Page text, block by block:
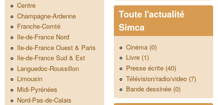
Centre
Champagne-Ardenne
Franche-Comté
Ile-de-France Nord
Ile-de-France Ouest & Paris
Ile-de-France Sud & Est
Languedoc-Roussillon
Limousin
Midi-Pyrénées
Nord-Pas-de-Calais
Toute l'actualité
Simca
Cinéma (0)
Livre (1)
Presse écrite (40)
Télévision/radio/video (7)
Bande dessinée (0)